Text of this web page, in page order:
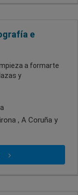
e
a formarte
y
, A Coruña y